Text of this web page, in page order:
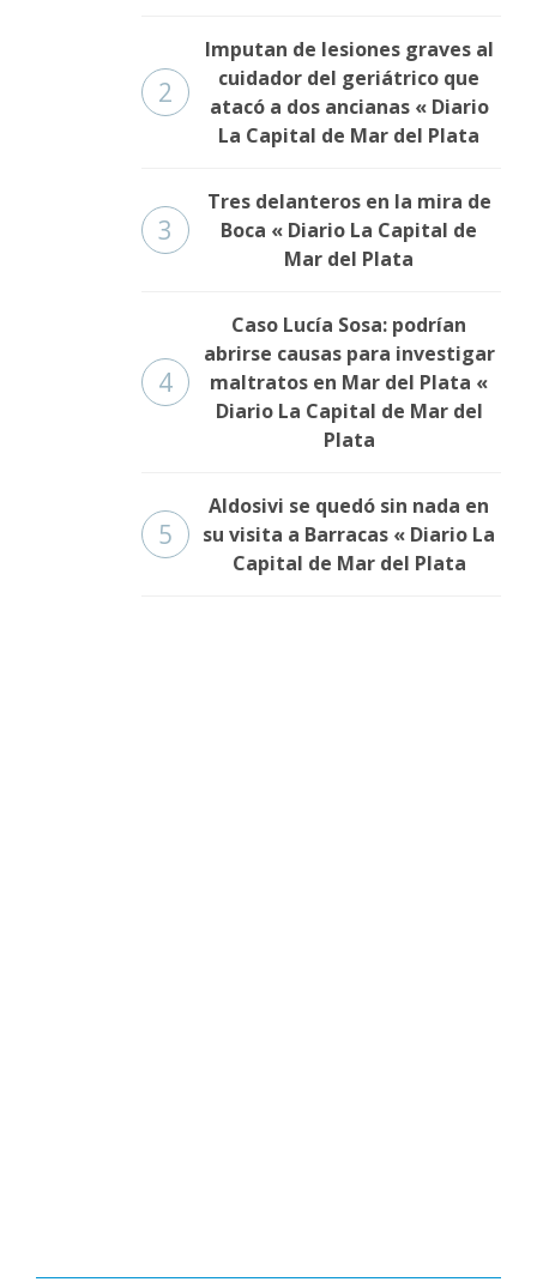
2
Imputan de lesiones graves al
cuidador del geriátrico que
atacó a dos ancianas « Diario
La Capital de Mar del Plata
3
Tres delanteros en la mira de
Boca « Diario La Capital de
Mar del Plata
4
Caso Lucía Sosa: podrían
abrirse causas para investigar
maltratos en Mar del Plata «
Diario La Capital de Mar del
Plata
5
Aldosivi se quedó sin nada en
su visita a Barracas « Diario La
Capital de Mar del Plata